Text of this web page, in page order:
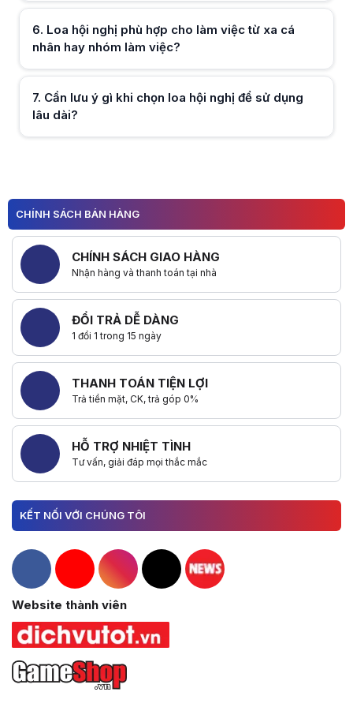
Hữu ích (0)
6. Loa hội nghị phù hợp cho làm việc từ xa cá
nhân hay nhóm làm việc?
7. Cần lưu ý gì khi chọn loa hội nghị để sử dụng
lâu dài?
Hữu ích (0)
CHÍNH SÁCH BÁN HÀNG
CHÍNH SÁCH GIAO HÀNG
Nhận hàng và thanh toán tại nhà
ĐỔI TRẢ DỄ DÀNG
1 đổi 1 trong 15 ngày
THANH TOÁN TIỆN LỢI
Trả tiền mặt, CK, trả góp 0%
HỖ TRỢ NHIỆT TÌNH
Tư vấn, giải đáp mọi thắc mắc
KẾT NỐI VỚI CHÚNG TÔI
Hacom Facebook
Hacom YouTube
Hacom Instagram
Hacom TikTok
Website thành viên